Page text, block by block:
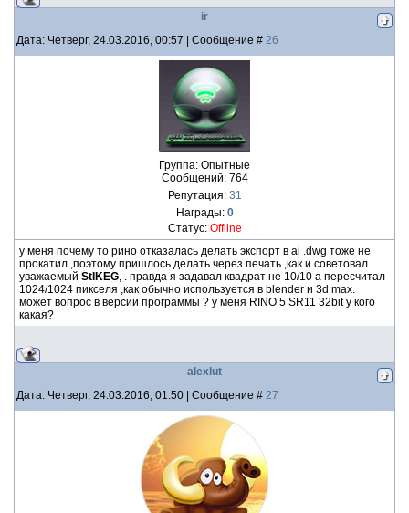
ir
Дата: Четверг, 24.03.2016, 00:57 | Сообщение # 26
Группа: Опытные
Сообщений: 764
Репутация: 31
Награды: 0
Статус: Offline
у меня почему то рино отказалась делать экспорт в ai .dwg тоже не
прокатил ,поэтому пришлось делать через печать ,как и советовал
уважаемый StIKEG, . правда я задавал квадрат не 10/10 а пересчитал
1024/1024 пикселя ,как обычно используется в blender и 3d max.
может вопрос в версии программы ? у меня RINO 5 SR11 32bit у кого
какая?
alexlut
Дата: Четверг, 24.03.2016, 01:50 | Сообщение # 27